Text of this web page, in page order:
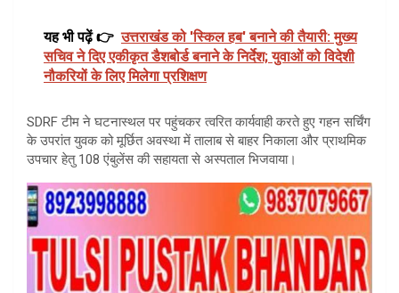
यह भी पढ़ें 👉 उत्तराखंड को 'स्किल हब' बनाने की तैयारी: मुख्य
सचिव ने दिए एकीकृत डैशबोर्ड बनाने के निर्देश; युवाओं को विदेशी
नौकरियों के लिए मिलेगा प्रशिक्षण
SDRF टीम ने घटनास्थल पर पहुंचकर त्वरित कार्यवाही करते हुए गहन सर्चिंग
के उपरांत युवक को मूर्छित अवस्था में तालाब से बाहर निकाला और प्राथमिक
उपचार हेतु 108 एंबुलेंस की सहायता से अस्पताल भिजवाया।